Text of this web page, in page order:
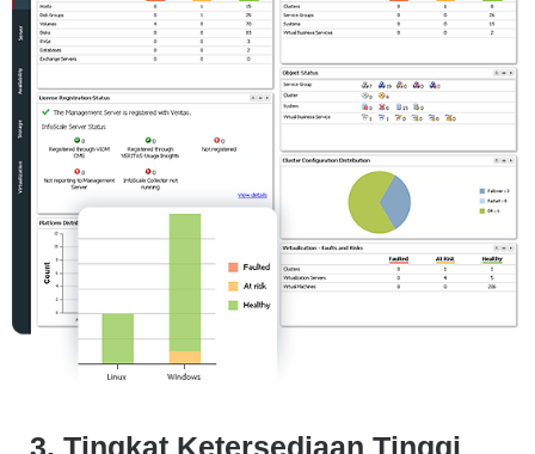
3. Tingkat Ketersediaan Tinggi